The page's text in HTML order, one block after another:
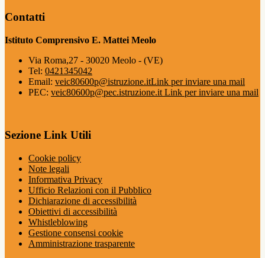
Contatti
Istituto Comprensivo E. Mattei Meolo
Via Roma,27 - 30020 Meolo - (VE)
Tel: 0421345042
Email: veic80600p@istruzione.itLink per inviare una mail
PEC: veic80600p@pec.istruzione.it Link per inviare una mail
Sezione Link Utili
Cookie policy
Note legali
Informativa Privacy
Ufficio Relazioni con il Pubblico
Dichiarazione di accessibilità
Obiettivi di accessibilità
Whistleblowing
Gestione consensi cookie
Amministrazione trasparente